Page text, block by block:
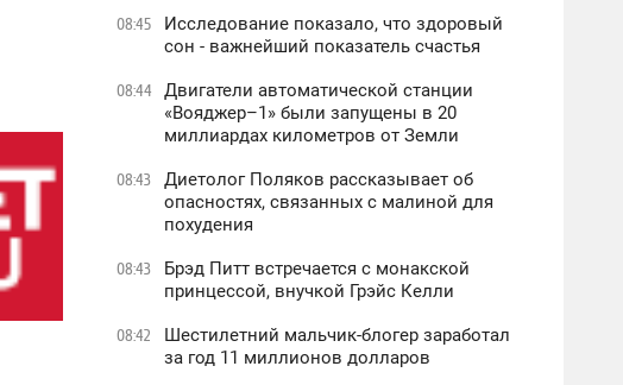
08:45
Исследование показало, что здоровый
сон - важнейший показатель счастья
08:44
Двигатели автоматической станции
«Вояджер–1» были запущены в 20
миллиардах километров от Земли
08:43
Диетолог Поляков рассказывает об
опасностях, связанных с малиной для
похудения
08:43
Брэд Питт встречается с монакской
принцессой, внучкой Грэйс Келли
08:42
Шестилетний мальчик-блогер заработал
за год 11 миллионов долларов